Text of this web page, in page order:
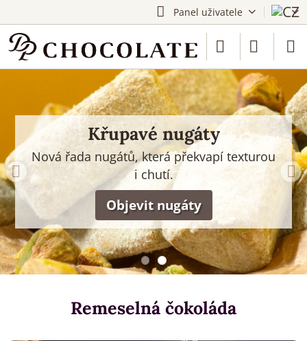
Panel uživatele
Tajemné zlaté košíčky
Ganache, nugáty a ovocné tóny. V jedné
kolekci se skrývá víc než jen další bonbon.
Skryté poklady čekají
Křupavé nugáty
Nová řada nugátů, která překvapí texturou
i chutí.
Objevit nugáty
Remeselná čokoláda